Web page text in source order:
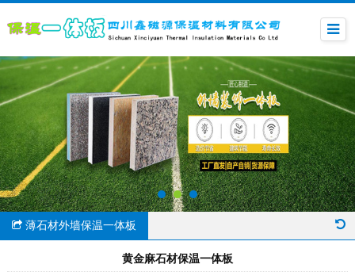
薄石材外墙保温一体板
黄金麻石材保温一体板